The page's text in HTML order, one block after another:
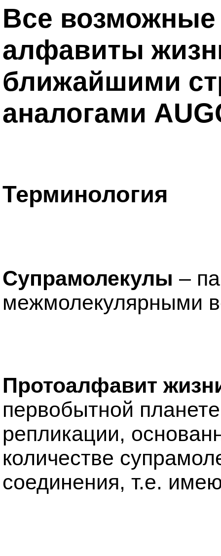
Все
алфавиты
ближайшими
аналогами
Терминология
Супрамолекулы –
межмолекулярными
Протоалфавит
первобытной
репликации,
количестве
соединения, т.е.